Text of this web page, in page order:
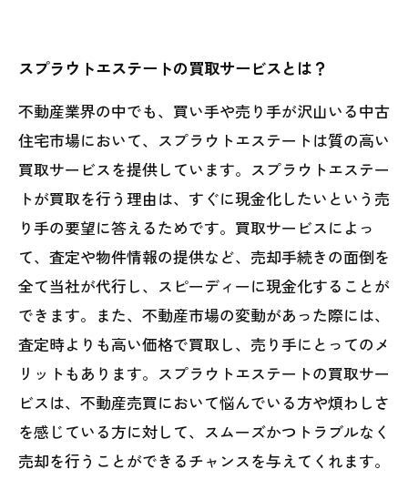
スプラウトエステートの買取サービスとは？
不動産業界の中でも、買い手や売り手が沢山いる中古
住宅市場において、スプラウトエステートは質の高い
買取サービスを提供しています。スプラウトエステー
トが買取を行う理由は、すぐに現金化したいという売
り手の要望に答えるためです。買取サービスによっ
て、査定や物件情報の提供など、売却手続きの面倒を
全て当社が代行し、スピーディーに現金化することが
できます。また、不動産市場の変動があった際には、
査定時よりも高い価格で買取し、売り手にとってのメ
リットもあります。スプラウトエステートの買取サー
ビスは、不動産売買において悩んでいる方や煩わしさ
を感じている方に対して、スムーズかつトラブルなく
売却を行うことができるチャンスを与えてくれます。